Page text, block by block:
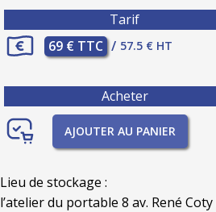
Tarif
69 € TTC / 57.5 € HT
Acheter
AJOUTER AU PANIER
Lieu de stockage :
l’atelier du portable 8 av. René Coty